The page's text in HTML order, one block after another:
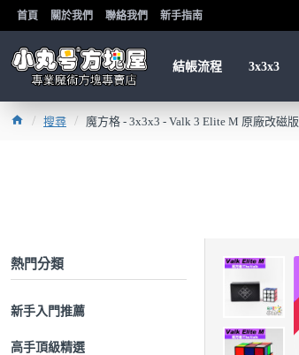
首頁 關於我們 聯絡我們 新手指南
結帳流程 3x3x3
搜尋 魔方格 - 3x3x3 - Valk 3 Elite M 原廠改磁版
熱門分類
新手入門推薦
高手頂級精選